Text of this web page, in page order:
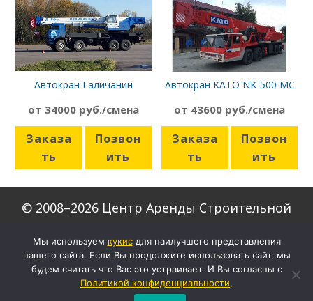
Автокран Галичанин
от 34000 руб./смена
Заказа
ть
Позвон
ить
Автокран КАТО NK-500 MC
от 43600 руб./смена
Заказа
ть
Позвон
ить
© 2008–2026 Центр Аренды Строительной
Скачать формы договоров
Настройки кукис
Мы используем кукиcдля наилучшего представления
нашего сайта. Если Вы продолжите использовать сайт, мы
будем считать что Вас это устраивает. И Вы согласны с
Политикой конфиденциальности,